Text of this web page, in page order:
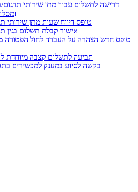
2356 – טופס דיווח שעות מתן
2357 – אישור קבלת תשלום
266 – תביעה לתשלום קצבה מיוחדת
267 – בקשה לסיוע במענק למכשירים